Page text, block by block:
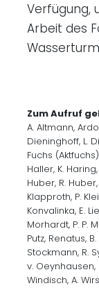
Verfügung,
Arbeit des
Zum Aufruf
A. Altmann,
Dieninghoff, L.
Fuchs
Haller, K.
Huber, R. Huber,
Klapproth, P.
Konvalinka, E.
Morhardt, P. P.
Putz, Renatus,
Stockmann, R.
v. Oeynhausen,
Windisch, A.